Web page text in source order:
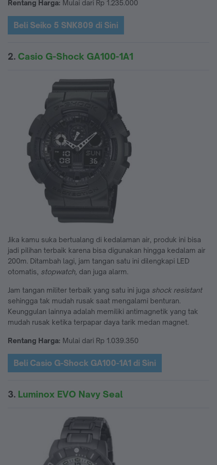
Rentang Harga: Mulai dari Rp 1.235.000
Beli Seiko 5 SNK809 di Sini
2. Casio G-Shock GA100-1A1
Jika kamu suka bertualang di kedalaman air, produk ini bisa
jadi pilihan terbaik karena bisa digunakan hingga kedalam air
200m. Ditambah lagi, jam tangan satu ini dilengkapi LED
otomatis, stopwatch, dan juga alarm.
Jam tangan militer terbaik yang satu ini juga shock resistant
sehingga tak mudah rusak saat mengalami benturan.
Keunggulan lainnya adalah memiliki antimagnetik yang tak
mudah rusak ketika terpapar daya tarik medan magnet.
Rentang Harga: Mulai dari Rp 1.039.350
Beli Casio G-Shock GA100-1A1 di Sini
3. Luminox EVO Navy Seal